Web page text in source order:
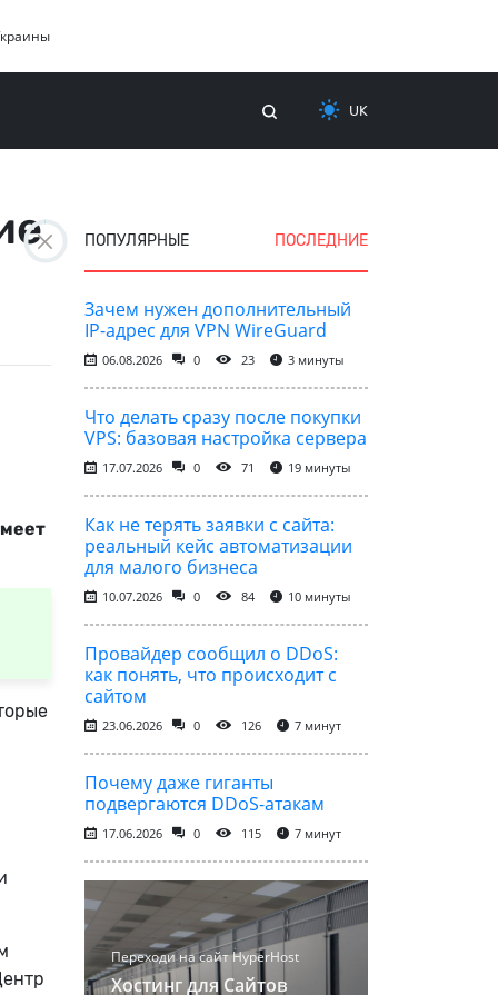
UK
ПОПУЛЯРНЫЕ ПОСЛЕДНИЕ
Зачем нужен дополнительный
IP-адрес для VPN WireGuard
06.08.2026 0 23 3 минуты
Что делать сразу после покупки
VPS: базовая настройка сервера
17.07.2026 0 71 19 минуты
Как не терять заявки с сайта:
реальный кейс автоматизации
для малого бизнеса
10.07.2026 0 84 10 минуты
Провайдер сообщил о DDoS:
как понять, что происходит с
сайтом
23.06.2026 0 126 7 минут
Почему даже гиганты
подвергаются DDoS-атакам
17.06.2026 0 115 7 минут
Переходи на сайт HyperHost
Хостинг для Сайтов